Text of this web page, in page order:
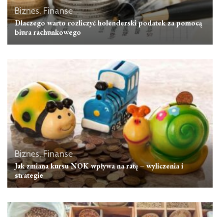
Biznes, Finanse
Dlaczego warto rozliczyć holenderski podatek za pomocą
biura rachunkowego
Biznes, Finanse
Jak zmiana kursu NOK wpływa na ratę – wyliczenia i
strategie